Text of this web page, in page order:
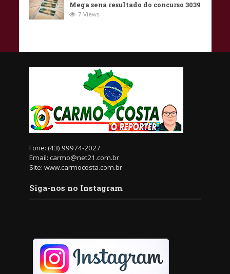
Mega sena resultado do concurso 3039
7 Views
Fone: (43) 99974-2027
Email: carmo@net21.com.br
Site: www.carmocosta.com.br
Siga-nos no Instagram